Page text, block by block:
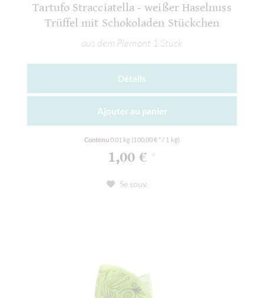
Tartufo Stracciatella - weißer Haselnuss
Trüffel mit Schokoladen Stückchen
aus dem Piemont 1 Stück
Détails
Ajouter au panier
Contenu0.01 kg (100,00 € * / 1 kg)
1,00 €
Se souv.